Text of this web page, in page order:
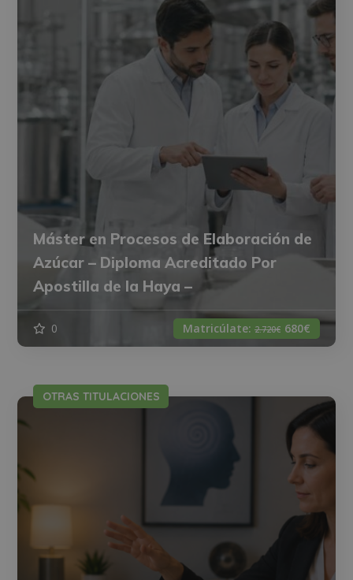
Máster en Procesos de Elaboración de
Azúcar – Diploma Acreditado Por
Apostilla de la Haya –
0 Matricúlate: 2.720€ 680€
OTRAS TITULACIONES